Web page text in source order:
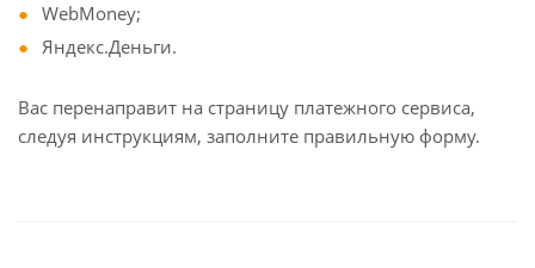
WebMoney;
Яндекс.Деньги.
Вас перенаправит на страницу платежного сервиса,
следуя инструкциям, заполните правильную форму.